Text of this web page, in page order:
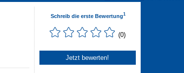
Schreib die erste Bewertung1
(0)
Jetzt bewerten!